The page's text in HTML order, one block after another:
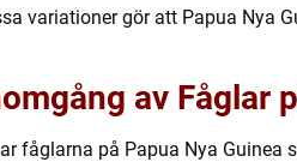
variationer gör att Papua Nya
av Fåglar
fåglarna på Papua Nya